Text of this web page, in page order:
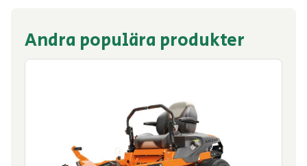
Andra populära produkter